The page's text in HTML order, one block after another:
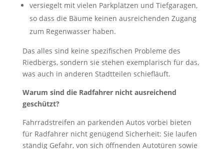
versiegelt mit vielen Parkplätzen und Tiefgaragen,
so dass die Bäume keinen ausreichenden Zugang
zum Regenwasser haben.
Das alles sind keine spezifischen Probleme des
Riedbergs, sondern sie stehen exemplarisch für das,
was auch in anderen Stadtteilen schiefläuft.
Warum sind die Radfahrer nicht ausreichend
geschützt?
Fahrradstreifen an parkenden Autos vorbei bieten
für Radfahrer nicht genügend Sicherheit: Sie laufen
ständig Gefahr, von sich öffnenden Autotüren sowie